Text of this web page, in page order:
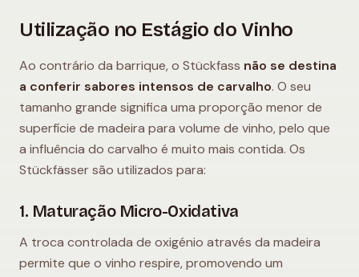
Utilização no Estágio do Vinho
Ao contrário da barrique, o Stückfass não se destina
a conferir sabores intensos de carvalho. O seu
tamanho grande significa uma proporção menor de
superfície de madeira para volume de vinho, pelo que
a influência do carvalho é muito mais contida. Os
Stückfässer são utilizados para:
1. Maturação Micro-Oxidativa
A troca controlada de oxigénio através da madeira
permite que o vinho respire, promovendo um